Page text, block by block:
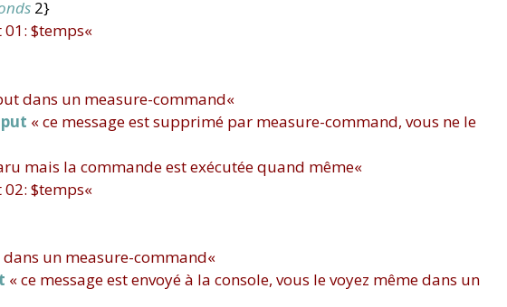
2}
01: $temps«
dans un measure-command«
«ce message est supprimé par measure-command, vous ne le
mais la commande est exécutée quand même«
02: $temps«
un measure-command«
«ce message est envoyé à la console, vous le voyez même dans un